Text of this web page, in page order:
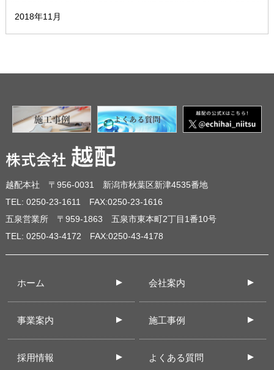
2018年11月
越配本社 〒956-0031 新潟市秋葉区新津4535番地
TEL: 0250-23-1611 FAX:0250-23-1616
五泉営業所 〒959-1863 五泉市東本町2丁目1番10号
TEL: 0250-43-4172 FAX:0250-43-4178
ホーム 会社案内
事業案内 施工事例
採用情報 よくある質問